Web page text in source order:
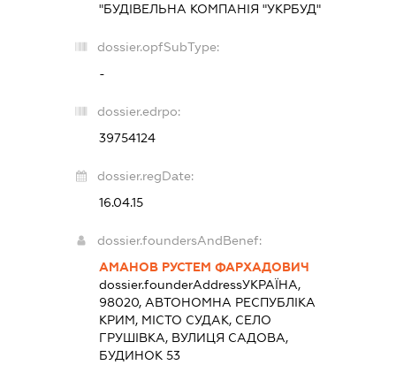
"БУДІВЕЛЬНА КОМПАНІЯ "УКРБУД"
dossier.opfSubType:
-
dossier.edrpo:
39754124
dossier.regDate:
16.04.15
dossier.foundersAndBenef:
АМАНОВ РУСТЕМ ФАРХАДОВИЧ
dossier.founderAddressУКРАЇНА,
98020, АВТОНОМНА РЕСПУБЛІКА
КРИМ, МІСТО СУДАК, СЕЛО
ГРУШІВКА, ВУЛИЦЯ САДОВА,
БУДИНОК 53